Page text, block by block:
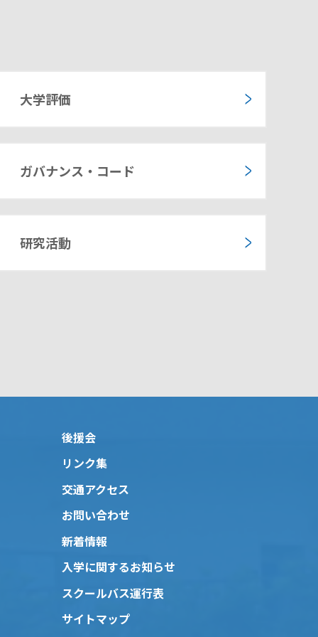
大学評価
ガバナンス・コード
研究活動
後援会
リンク集
交通アクセス
お問い合わせ
新着情報
入学に関するお知らせ
スクールバス運行表
サイトマップ